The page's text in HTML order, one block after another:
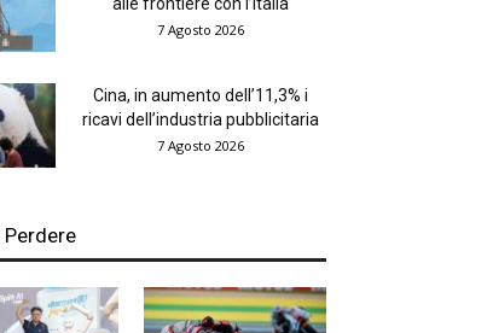
alle frontiere con l’Italia
7 Agosto 2026
Cina, in aumento dell’11,3% i
ricavi dell’industria pubblicitaria
7 Agosto 2026
Perdere